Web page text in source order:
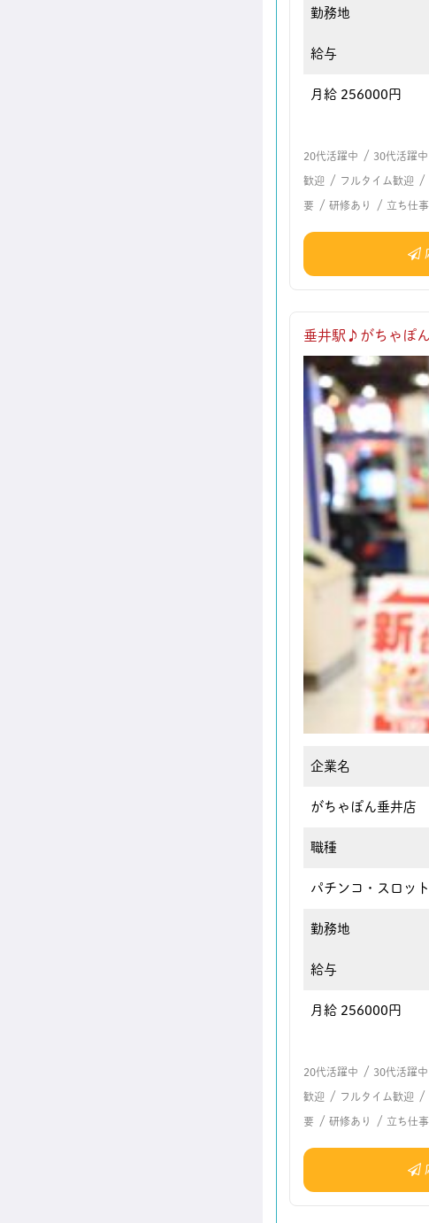
勤務地
給与
月給 256000円
20代活躍中 / 30代活躍中
歓迎 / フルタイム歓迎 /
要 / 研修あり / 立ち仕事
垂井駅♪がちゃぽ
企業名
がちゃぽん垂井店
職種
パチンコ・スロッ
勤務地
給与
月給 256000円
20代活躍中 / 30代活躍中
歓迎 / フルタイム歓迎 /
要 / 研修あり / 立ち仕事